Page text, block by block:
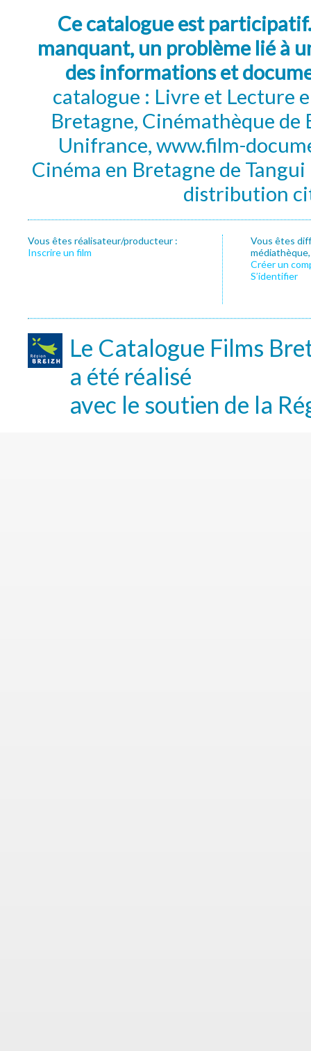
Ce catalogue est
manquant, un problème lié à
des informations et
catalogue : Livre et Lecture
Bretagne, Cinémathèque de
Unifrance, www.film-
Cinéma en Bretagne de
distribution
Vous êtes réalisateur/producteur :
Inscrire un film
Vous êtes
Créer un
S’identifier
Le Catalogue Films
a été réalisé
avec le soutien de la